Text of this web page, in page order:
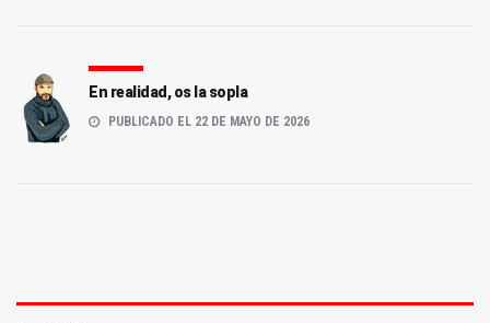
En realidad, os la sopla
PUBLICADO EL 22 DE MAYO DE 2026